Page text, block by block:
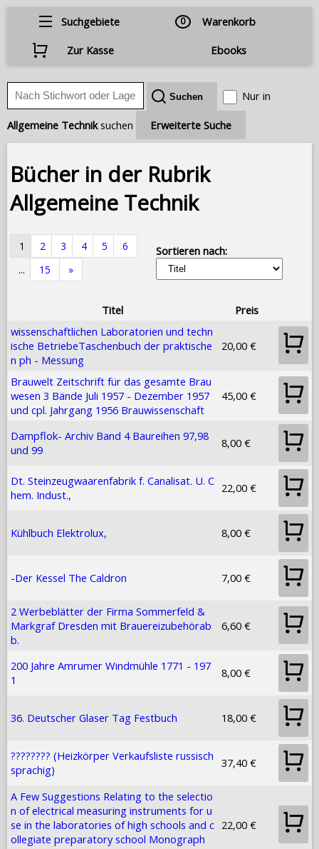
Suchgebiete 0
Warenkorb
Zur Kasse
Ebooks
Nur in
Allgemeine Techniksuchen Erweiterte Suche
Bücher in der Rubrik
Allgemeine Technik
1 2 3 4 5
6
...
15 »
Sortieren nach:
Titel
Preis
wissenschaftlichen Laboratorien und techn
ische BetriebeTaschenbuch der praktische
n ph - Messung
20,00 €
Brauwelt Zeitschrift für das gesamte Brau
wesen 3 Bände Juli 1957 - Dezember 1957
und cpl. Jahrgang 1956 Brauwissenschaft
45,00 €
Dampflok- Archiv Band 4 Baureihen 97,98
und 99
8,00 €
Dt. Steinzeugwaarenfabrik f. Canalisat. U. C
hem. Indust.,
22,00 €
Kühlbuch Elektrolux, 8,00 €
-Der Kessel The Caldron 7,00 €
2 Werbeblätter der Firma Sommerfeld &
Markgraf Dresden mit Brauereizubehörab
b.
6,60 €
200 Jahre Amrumer Windmühle 1771 - 197
1
8,00 €
36. Deutscher Glaser Tag Festbuch 18,00 €
???????? (Heizkörper Verkaufsliste russisch
sprachig)
37,40 €
A Few Suggestions Relating to the selectio
n of electrical measuring instruments for u
se in the laboratories of high schools and c
ollegiate preparatory school Monograph
22,00 €